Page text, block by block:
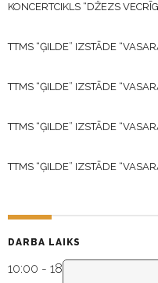
KONCERTCIKLS “DŽEZS
TTMS “ĢILDE” IZSTĀDE
TTMS “ĢILDE” IZSTĀDE
TTMS “ĢILDE” IZSTĀDE
TTMS “ĢILDE” IZSTĀDE
DARBA LAIKS
10:00 - 18:30